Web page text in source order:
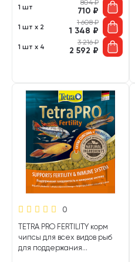
1 шт
804₽
710 ₽
1 шт х 2
1 608₽
1 348 ₽
1 шт х 4
3 216₽
2 592 ₽
0
TETRA PRO FERTILITY корм
чипсы для всех видов рыб
для поддержания